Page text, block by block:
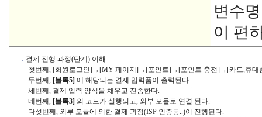
변수
이 편
결제 진행 과정(단계) 이해
첫번째, [회원로그인]→[MY 페이지]→[포인트]→[포인트 충전]→[카드,휴대
           두번째,
[블록5] 에 해당되는 결제 입력폼이 출력된다.
           세번째, 결제 입력 양식을 채우고 전송한다.
           네번째,
[블록3] 의 코드가 실행되고, 외부 모듈로 연결 된다.
           다섯번째, 외부 모듈에 의한 결제 과정(ISP 인증등..)이 진행된다.